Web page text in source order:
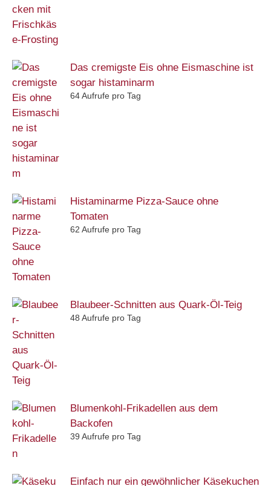
Das cremigste Eis ohne Eismaschine ist
sogar histaminarm
64 Aufrufe pro Tag
Histaminarme Pizza-Sauce ohne
Tomaten
62 Aufrufe pro Tag
Blaubeer-Schnitten aus Quark-Öl-Teig
48 Aufrufe pro Tag
Blumenkohl-Frikadellen aus dem
Backofen
39 Aufrufe pro Tag
Einfach nur ein gewöhnlicher Käsekuchen